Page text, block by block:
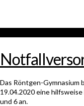
Das Röntgen-Gymnasium
19.04.2020 eine
und 6 an.